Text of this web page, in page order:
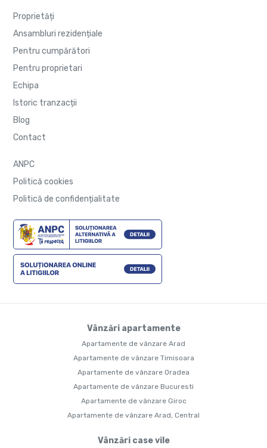
Proprietăți
Ansambluri rezidențiale
Pentru cumpărători
Pentru proprietari
Echipa
Istoric tranzacții
Blog
Contact
ANPC
Politică cookies
Politică de confidențialitate
Vânzări apartamente
Apartamente de vânzare Arad
Apartamente de vânzare Timisoara
Apartamente de vânzare Oradea
Apartamente de vânzare Bucuresti
Apartamente de vânzare Giroc
Apartamente de vânzare Arad, Central
Vânzări case vile